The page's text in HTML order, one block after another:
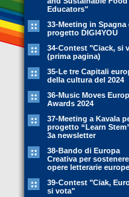
Educators"
33-Meeting in Spagna
progetto DIGI4YOU
34-Contest "Ciack, si
(prima pagina)
35-Le tre Capitali
della cultura del 2024
36-Music Moves
Awards 2024
37-Meeting a Kavala
progetto “Learn
3a newsletter
38-Bando di Europa
Creativa per
opere letterarie
39-Contest "Ciak,
si vota"